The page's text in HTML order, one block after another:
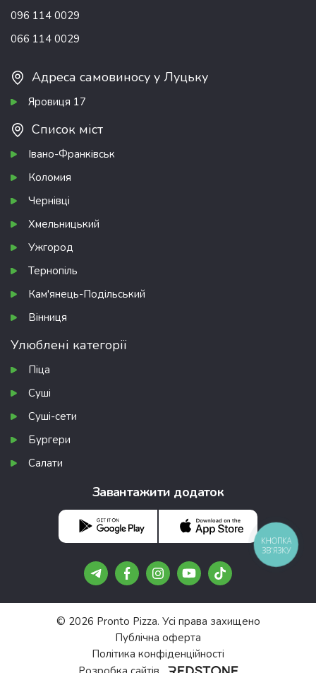
096 114 0029
066 114 0029
Адреса самовиносу у Луцьку
Яровиця 17
Список міст
Івано-Франківськ
Коломия
Чернівці
Хмельницький
Ужгород
Тернопіль
Кам'янець-Подільський
Вінниця
Улюблені категорії
Піца
Суші
Суші-сети
Бургери
Салати
Завантажити додаток
© 2026 Pronto Pizza. Усі права захищено
Публічна оферта
Політика конфіденційності
КНОПКА
ЗВ'ЯЗКУ